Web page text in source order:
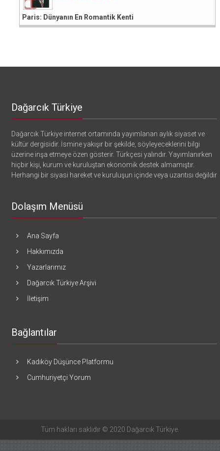
Paris: Dünyanın En Romantik Kenti
Dağarcık Türkiye
Dağarcık Türkiye internet ortamında yayımlanan aylık siyaset ve
kültür dergisidir. İsmine yakışır bir şekilde, söyleyeceklerini bilgi
üzerine inşa etmeye özen gösterir. Türkçesi yalındır. Yayımlanırken
hiçbir kişi, kurum ve kuruluştan ekonomik destek almamıştır.
Herhangi bir siyasi hareket ve kuruluşun içinde veya uzantısı değildir
Dolaşım Menüsü
Ana Sayfa
Hakkımızda
Yazarlarımız
Dağarcık Türkiye Arşivi
İletişim
Bağlantılar
Kadıköy Düşünce Platformu
Cumhuriyetçi Yorum
Tüm hakları saklıdır © 2020 Dağarcık Türkiye.